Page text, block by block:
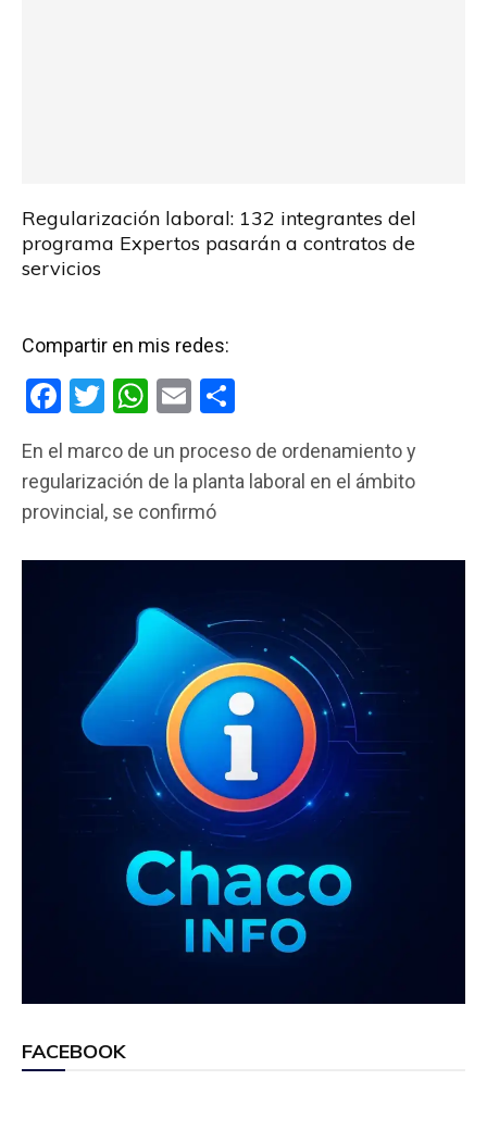
Regularización laboral: 132 integrantes del
programa Expertos pasarán a contratos de
servicios
Compartir en mis redes:
F
ce
b
o
T
tt
er
W
at
s
p
p
E
ail m
p
tir
En el marco de un proceso de ordenamiento y
regularización de la planta laboral en el ámbito
provincial, se confirmó
FACEBOOK